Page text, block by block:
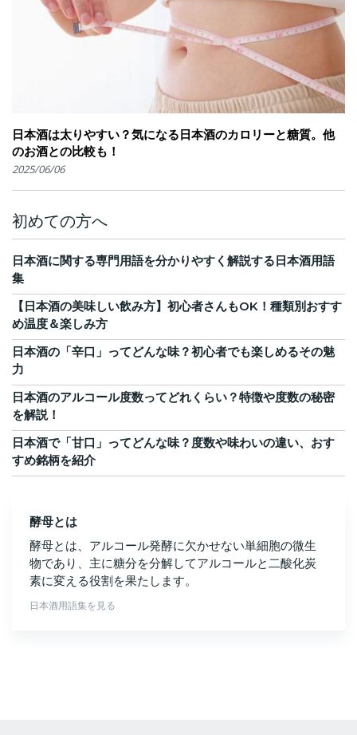
日本酒は太りやすい？気になる日本酒のカロリーと糖質。他
のお酒との比較も！
2025/06/06
初めての方へ
日本酒に関する専門用語を分かりやすく解説する日本酒用語
集
【日本酒の美味しい飲み方】初心者さんもOK！種類別おすす
め温度＆楽しみ方
日本酒の「辛口」ってどんな味？初心者でも楽しめるその魅
力
日本酒のアルコール度数ってどれくらい？特徴や度数の秘密
を解説！
日本酒で「甘口」ってどんな味？度数や味わいの違い、おす
すめ銘柄を紹介
酵母とは
酵母とは、アルコール発酵に欠かせない単細胞の微生
物であり、主に糖分を分解してアルコールと二酸化炭
素に変える役割を果たします。
日本酒用語集を見る